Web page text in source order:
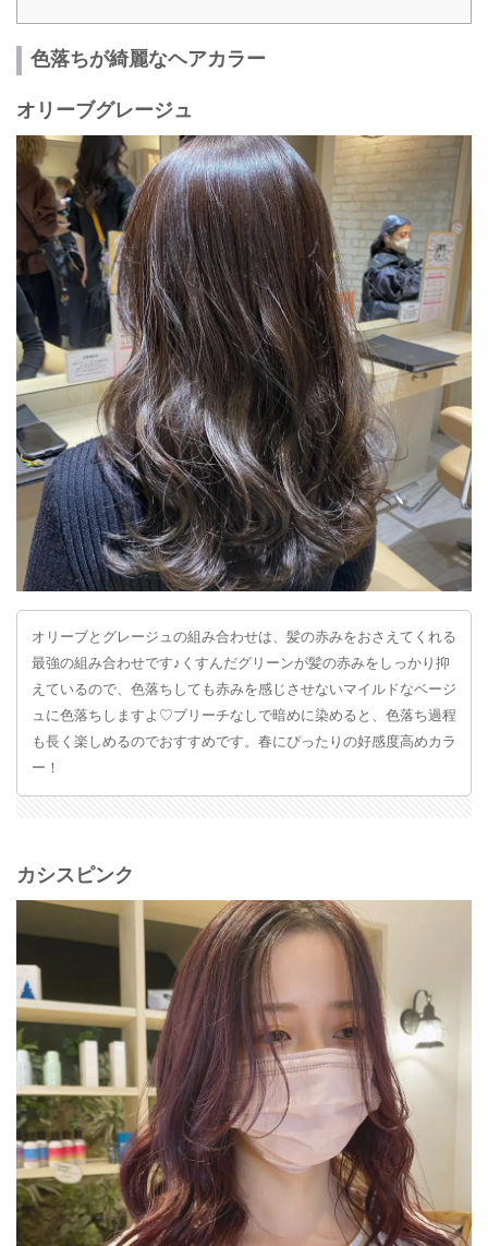
色落ちが綺麗なヘアカラー
オリーブグレージュ
オリーブとグレージュの組み合わせは、髪の赤みをおさえてくれる
最強の組み合わせです♪くすんだグリーンが髪の赤みをしっかり抑
えているので、色落ちしても赤みを感じさせないマイルドなベージ
ュに色落ちしますよ♡ブリーチなしで暗めに染めると、色落ち過程
も長く楽しめるのでおすすめです。春にぴったりの好感度高めカラ
ー！
カシスピンク